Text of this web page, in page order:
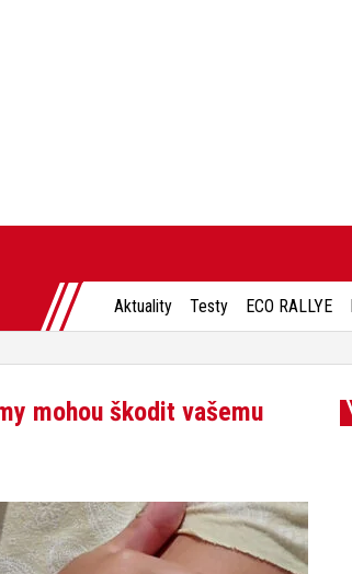
Aktuality Testy ECO RALLYE
mohou škodit vašemu